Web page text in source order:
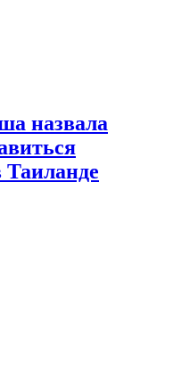
назвала
Таиланде